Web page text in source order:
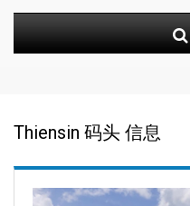
Thiensin 码头 信息